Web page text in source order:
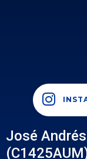
José